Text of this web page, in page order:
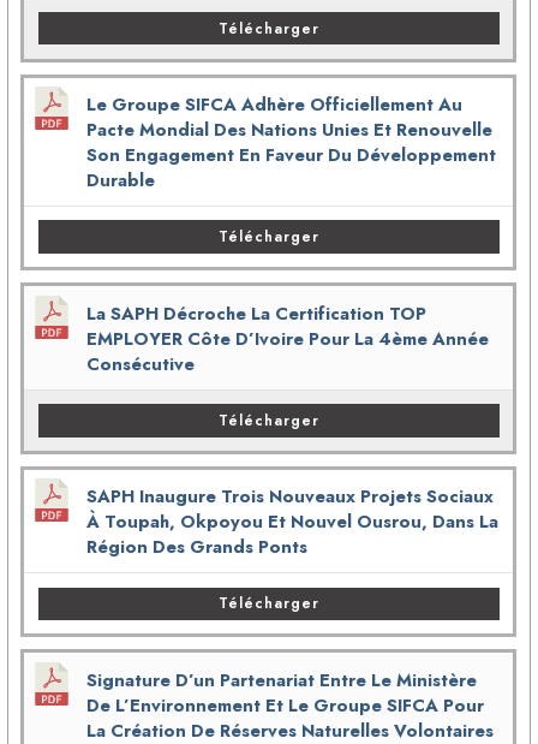
Télécharger
Le Groupe SIFCA Adhère Officiellement Au
Pacte Mondial Des Nations Unies Et Renouvelle
Son Engagement En Faveur Du Développement
Durable
Télécharger
La SAPH Décroche La Certification TOP
EMPLOYER Côte D’Ivoire Pour La 4ème Année
Consécutive
Télécharger
SAPH Inaugure Trois Nouveaux Projets Sociaux
À Toupah, Okpoyou Et Nouvel Ousrou, Dans La
Région Des Grands Ponts
Télécharger
Signature D’un Partenariat Entre Le Ministère
De L’Environnement Et Le Groupe SIFCA Pour
La Création De Réserves Naturelles Volontaires